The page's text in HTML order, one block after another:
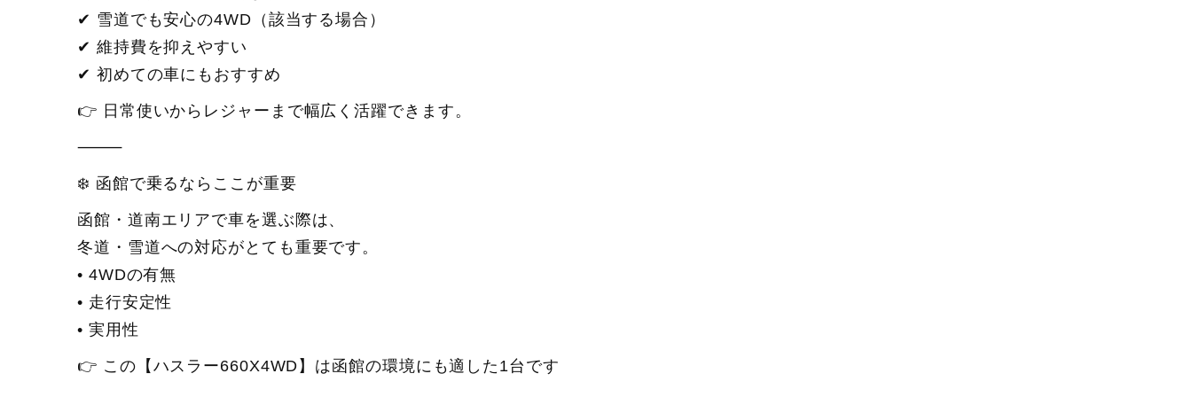
✔ 雪道でも安心の4WD（該当する場合）
✔ 維持費を抑えやすい
✔ 初めての車にもおすすめ
👉 日常使いからレジャーまで幅広く活躍できます。
⸻
❄️ 函館で乗るならここが重要
函館・道南エリアで車を選ぶ際は、
冬道・雪道への対応がとても重要です。
• 4WDの有無
• 走行安定性
• 実用性
👉 この【ハスラー660X4WD】は函館の環境にも適した1台です